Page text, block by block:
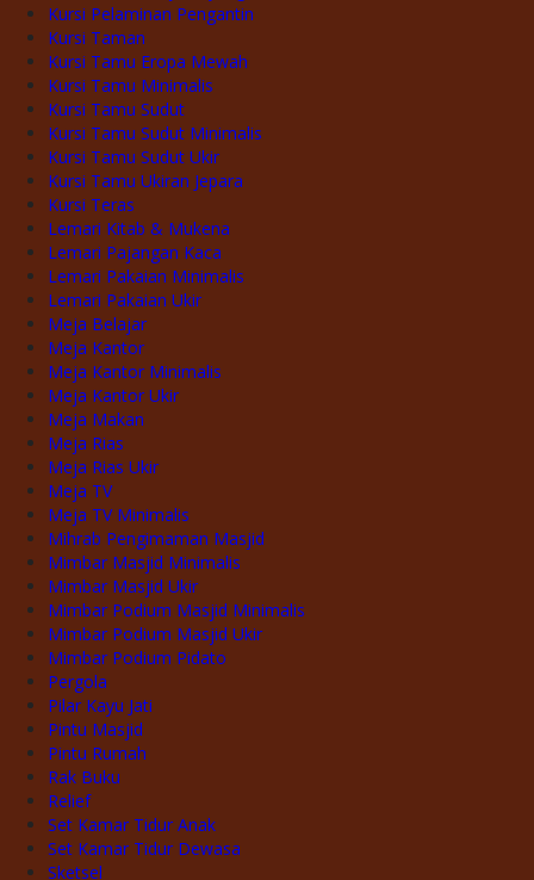
Kursi Pelaminan Pengantin
Kursi Taman
Kursi Tamu Eropa Mewah
Kursi Tamu Minimalis
Kursi Tamu Sudut
Kursi Tamu Sudut Minimalis
Kursi Tamu Sudut Ukir
Kursi Tamu Ukiran Jepara
Kursi Teras
Lemari Kitab & Mukena
Lemari Pajangan Kaca
Lemari Pakaian Minimalis
Lemari Pakaian Ukir
Meja Belajar
Meja Kantor
Meja Kantor Minimalis
Meja Kantor Ukir
Meja Makan
Meja Rias
Meja Rias Ukir
Meja TV
Meja TV Minimalis
Mihrab Pengimaman Masjid
Mimbar Masjid Minimalis
Mimbar Masjid Ukir
Mimbar Podium Masjid Minimalis
Mimbar Podium Masjid Ukir
Mimbar Podium Pidato
Pergola
Pilar Kayu Jati
Pintu Masjid
Pintu Rumah
Rak Buku
Relief
Set Kamar Tidur Anak
Set Kamar Tidur Dewasa
Sketsel